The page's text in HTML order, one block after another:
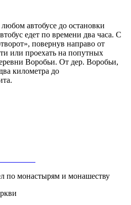
автобусе до остановки
едет по времени два часа. С
повернув направо от
или проехать на попутных
Воробьи. От дер. Воробьи,
километра до
по монастырям и монашеству